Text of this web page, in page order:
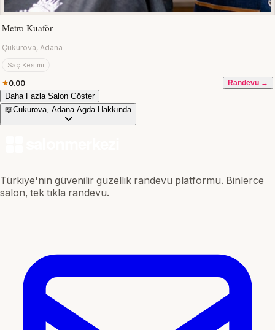
Metro Kuaför
Çukurova, Adana
Saç Kesimi
0.00 Randevu →
Daha Fazla Salon Göster
📖Cukurova, Adana Agda Hakkında
Türkiye'nin güvenilir güzellik randevu platformu. Binlerce
salon, tek tıkla randevu.